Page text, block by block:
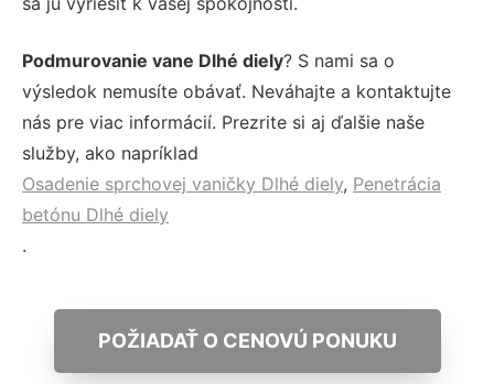
Podmurovanie vane Dlhé diely? S nami sa o
výsledok nemusíte obávať. Neváhajte a kontaktujte
nás pre viac informácií. Prezrite si aj ďalšie naše
služby, ako napríklad
Osadenie sprchovej vaničky Dlhé diely, Penetrácia
betónu Dlhé diely
.
POŽIADAŤ O CENOVÚ PONUKU